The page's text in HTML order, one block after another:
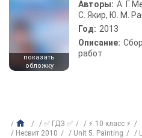
показать
обложку
Авторы: А. Г.
С. Якир, Ю. М.
Год: 2013
Описание:
работ
✅ ГДЗ ✅ ⚡ 10 класс ⚡
Несвит 2010
Unit 5. Painting